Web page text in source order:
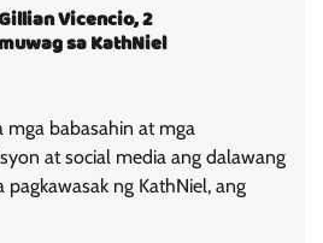
Vicencio, 2
sa KathNiel
mga babasahin at mga
at social media ang dalawang
pagkawasak ng KathNiel, ang